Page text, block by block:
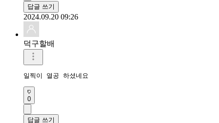
답글 쓰기
2024.09.20 09:26
덕구할배
일찍이 열공 하셨네요
0
답글 쓰기